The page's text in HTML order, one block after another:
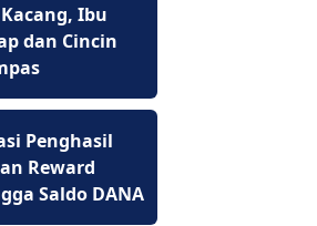
Ibu
dan Cincin
Penghasil
Reward
Saldo DANA